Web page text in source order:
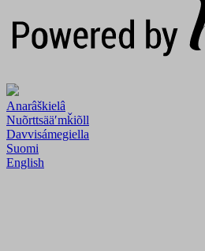
Anarâškielâ
Nuõrttsääʹmǩiõll
Davvisámegiella
Suomi
English